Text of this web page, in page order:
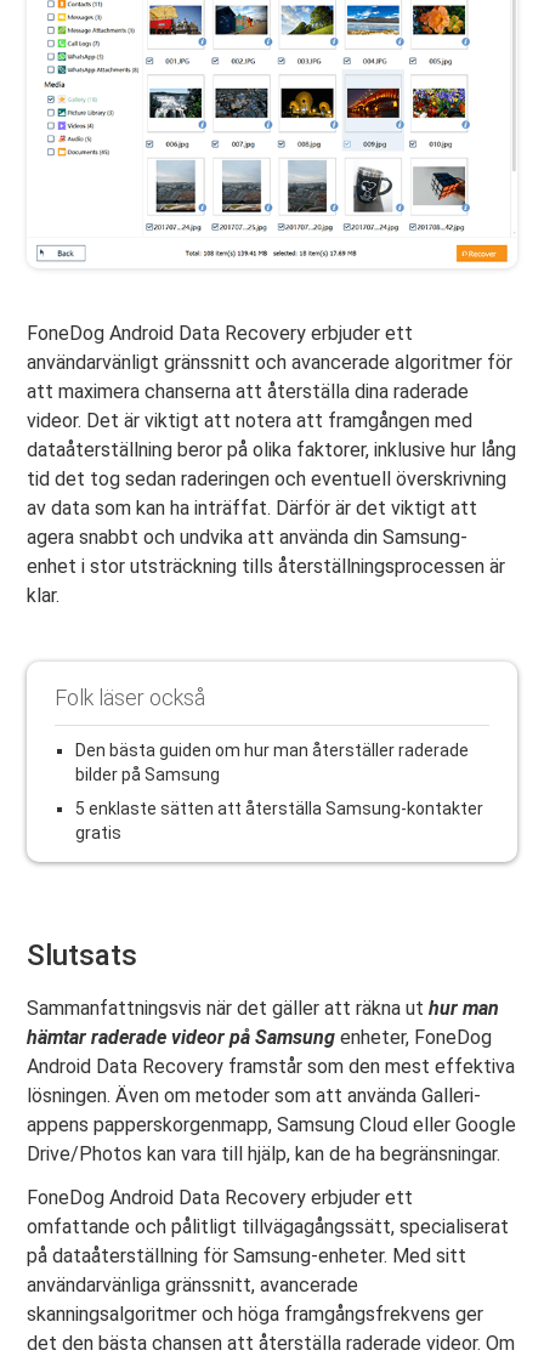
FoneDog Android Data Recovery erbjuder ett
användarvänligt gränssnitt och avancerade algoritmer för
att maximera chanserna att återställa dina raderade
videor. Det är viktigt att notera att framgången med
dataåterställning beror på olika faktorer, inklusive hur lång
tid det tog sedan raderingen och eventuell överskrivning
av data som kan ha inträffat. Därför är det viktigt att
agera snabbt och undvika att använda din Samsung-
enhet i stor utsträckning tills återställningsprocessen är
klar.
Folk läser också
Den bästa guiden om hur man återställer raderade
bilder på Samsung
5 enklaste sätten att återställa Samsung-kontakter
gratis
Slutsats
Sammanfattningsvis när det gäller att räkna uthur man
hämtar raderade videor på Samsung enheter, FoneDog
Android Data Recovery framstår som den mest effektiva
lösningen. Även om metoder som att använda Galleri-
appens papperskorgenmapp, Samsung Cloud eller Google
Drive/Photos kan vara till hjälp, kan de ha begränsningar.
FoneDog Android Data Recovery erbjuder ett
omfattande och pålitligt tillvägagångssätt, specialiserat
på dataåterställning för Samsung-enheter. Med sitt
användarvänliga gränssnitt, avancerade
skanningsalgoritmer och höga framgångsfrekvens ger
det den bästa chansen att återställa raderade videor. Om